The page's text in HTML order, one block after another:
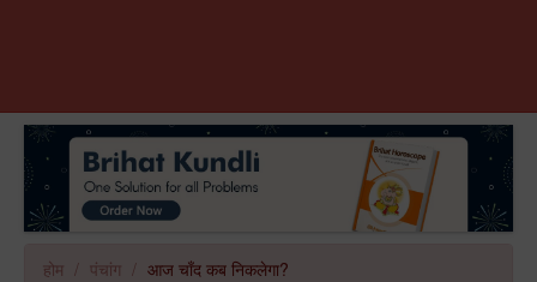
होम पंचांग आज चाँद कब निकलेगा?